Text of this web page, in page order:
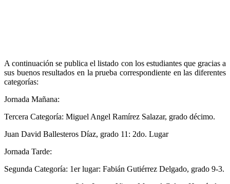
A continuación se publica el listado con los estudiantes que gracias a
sus buenos resultados en la prueba correspondiente en las diferentes
categorías:
Jornada Mañana:
Tercera Categoría: Miguel Angel Ramírez Salazar, grado décimo.
Juan David Ballesteros Díaz, grado 11: 2do. Lugar
Jornada Tarde:
Segunda Categoría: 1er lugar: Fabián Gutiérrez Delgado, grado 9-3.